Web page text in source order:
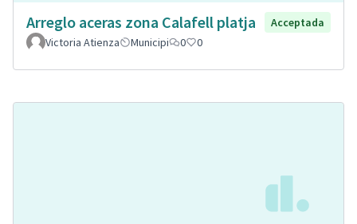
Arreglo aceras zona Calafell platja
Acceptada
Victoria Atienza
Municipi 0 0